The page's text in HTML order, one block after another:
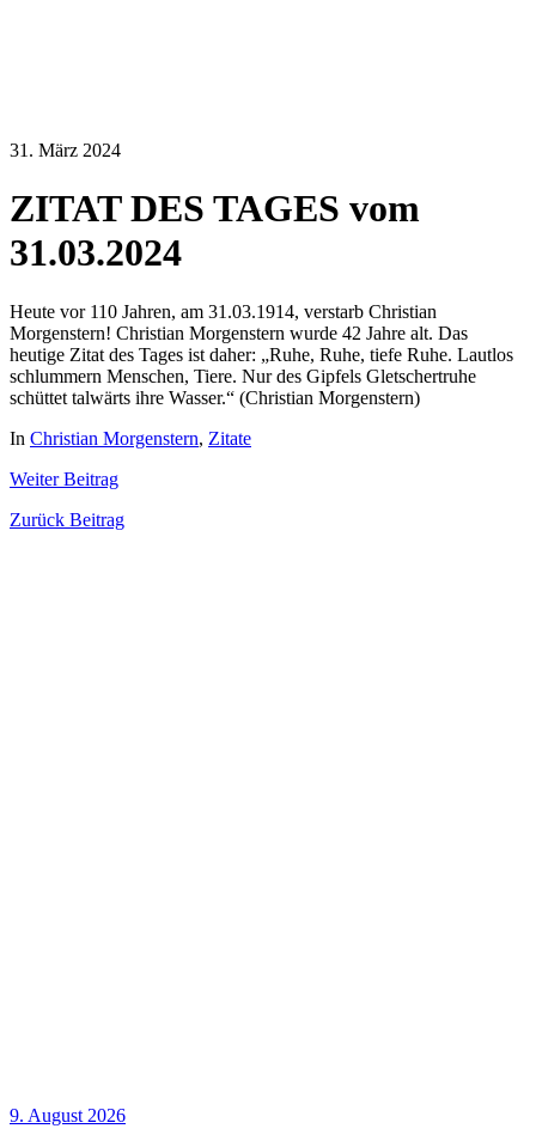
31. März 2024
ZITAT DES TAGES vom
31.03.2024
Heute vor 110 Jahren, am 31.03.1914, verstarb Christian
Morgenstern! Christian Morgenstern wurde 42 Jahre alt. Das
heutige Zitat des Tages ist daher: „Ruhe, Ruhe, tiefe Ruhe. Lautlos
schlummern Menschen, Tiere. Nur des Gipfels Gletschertruhe
schüttet talwärts ihre Wasser.“ (Christian Morgenstern)
In Christian Morgenstern, Zitate
WeiterBeitrag
Zurück Beitrag
9. August 2026